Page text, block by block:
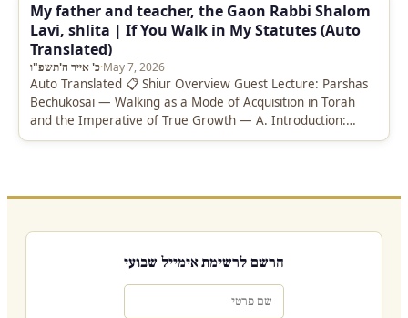
My father and teacher, the Gaon Rabbi Shalom
Lavi, shlita | If You Walk in My Statutes (Auto
Translated)
כ' אייר ה'תשפ"ו·May 7, 2026
Auto Translated 📋 Shiur Overview Guest Lecture: Parshas
Bechukosai — Walking as a Mode of Acquisition in Torah
and the Imperative of True Growth — A. Introduction:
“Im…
הרשם לרשימת אימייל שבועי